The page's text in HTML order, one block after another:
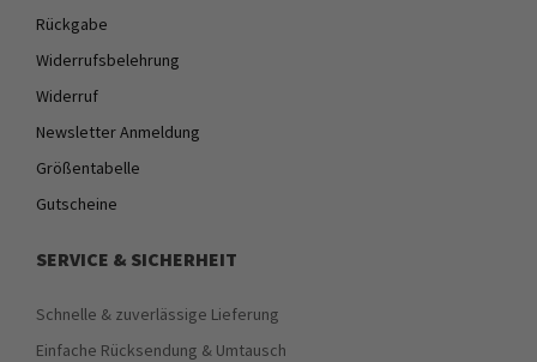
Rückgabe
Widerrufsbelehrung
Widerruf
Newsletter Anmeldung
Größentabelle
Gutscheine
SERVICE & SICHERHEIT
Schnelle & zuverlässige Lieferung
Einfache Rücksendung & Umtausch